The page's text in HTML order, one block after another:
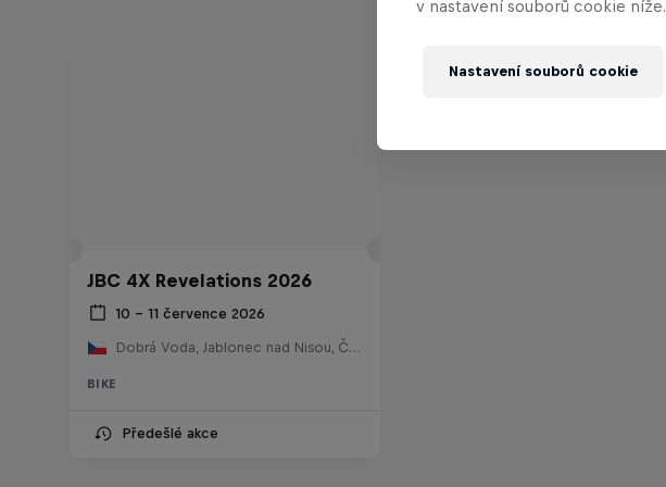
JBC 4X Revelations 2026
10 – 11 července 2026
Dobrá Voda, Jablonec nad Nisou, Česko
BIKE
Předešlé akce
v nastavení souborů cookie níže.
Nastavení souborů cookie